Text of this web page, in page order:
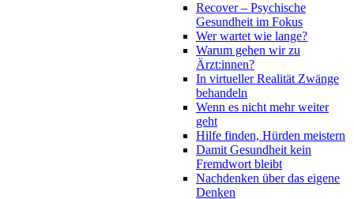
Recover – Psychische
Gesundheit im Fokus
Wer wartet wie lange?
Warum gehen wir zu
Ärzt:innen?
In virtueller Realität Zwänge
behandeln
Wenn es nicht mehr weiter
geht
Hilfe finden, Hürden meistern
Damit Gesundheit kein
Fremdwort bleibt
Nachdenken über das eigene
Denken